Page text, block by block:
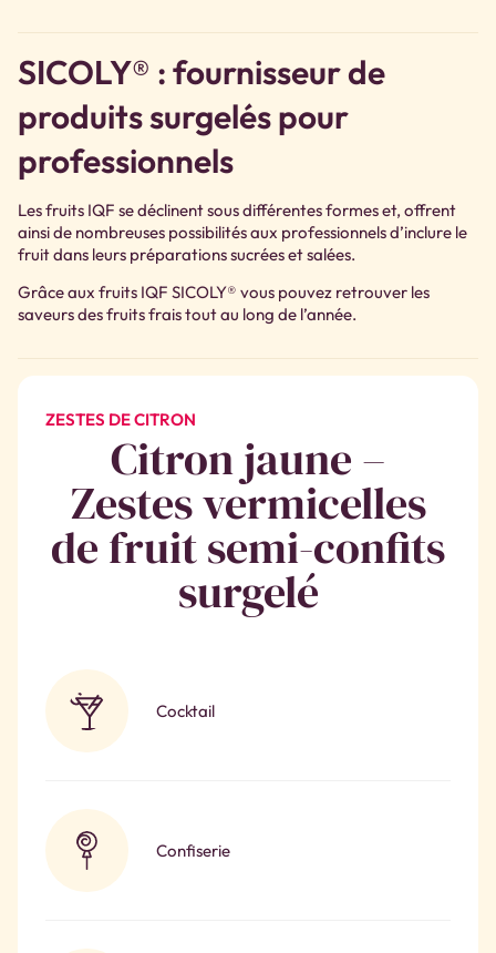
SICOLY® : fournisseur de
produits surgelés pour
professionnels
Les fruits IQF se déclinent sous différentes formes et, offrent
ainsi de nombreuses possibilités aux professionnels d’inclure le
fruit dans leurs préparations sucrées et salées.
Grâce aux fruits IQF SICOLY® vous pouvez retrouver les
saveurs des fruits frais tout au long de l’année.
ZESTES DE CITRON
Citron jaune –
Zestes vermicelles
de fruit semi-confits
surgelé
Cocktail
Confiserie